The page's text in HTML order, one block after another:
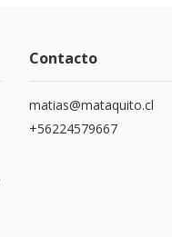
Contacto
matias@mataquito.cl
+56224579667